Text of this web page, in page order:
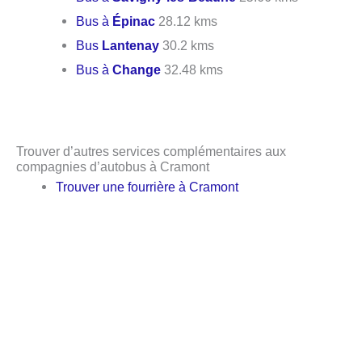
Bus à Épinac 28.12 kms
Bus Lantenay 30.2 kms
Bus àChange 32.48 kms
Trouver d’autres services complémentaires aux
compagnies d’autobus à Cramont
Trouver une fourrière à Cramont